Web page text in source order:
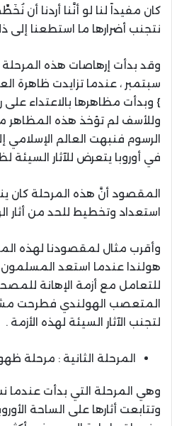
كان مفيداً لنا لو أنَّنا أردنا أن
نتجنب أضرارها ما استطعنا إلى
وقد بدأت إرهاصات هذه
سبتمبر ، عندما تزايدت ظاهرة
} وبدأت مظاهرها بالاعتداء على
وللأسف لم تؤخذ هذه المظاهر
الرسوم فنبهت العالم الإسلامي
في أوروبا يتعرض للآثار السيئة
المقصود أنَّ هذه المرحلة كان
استعداد وتخطيط للحد من أثار
وأقرب مثال لمقصودنا لهذه
هولندا عندما استعد المسلمون
للتعامل مع أزمة الإهانة
المتعصب الهولندي فطرحت
لتجنب الآثار السيئة لهذه الأزمة .
المرحلة الثانية : مرحلة
وهي المرحلة التي بدأت عندما
وتتابعت أثارها على الساحة